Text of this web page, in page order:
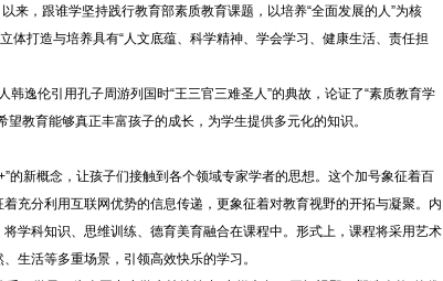
，跟谁学坚持践行教育部素质教育课题，以培养“全面发展的人”为核
体打造与培养具有“人文底蕴、科学精神、学会学习、健康生活、责任担
逸伦引用孔子周游列国时“王三官三难圣人”的典故，论证了“素质教育学
教育能够真正丰富孩子的成长，为学生提供多元化的知识。
新概念，让孩子们接触到各个领域专家学者的思想。这个加号象征着百
充分利用互联网优势的信息传递，更象征着对教育视野的开拓与凝聚。内
学科知识、思维训练、德育美育融合在课程中。形式上，课程将采用艺术
生活等多重场景，引领高效快乐的学习。